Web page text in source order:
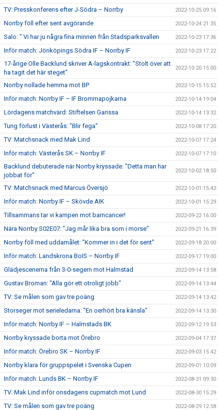
TV: Presskonferens efter J-Södra – Norrby 2022-10-25 09:16
Norrby föll efter sent avgörande 2022-10-24 21:35
Salo: " Vi har ju några fina minnen från Stadsparksvallen 2022-10-23 17:36
Inför match: Jönköpings Södra IF – Norrby IF 2022-10-23 17:22
17-årige Olle Backlund skriver A-lagskontrakt: "Stolt över att
ha tagit det här steget"
2022-10-20 15:00
Norrby nollade hemma mot BP 2022-10-15 15:52
Inför match: Norrby IF – IF Brommapojkarna 2022-10-14 19:04
Lördagens matchvärd: Stiftelsen Garissa 2022-10-14 13:32
Tung förlust i Västerås: "Blir fega" 2022-10-08 17:20
TV: Matchsnack med Mak Lind 2022-10-07 17:24
Inför match: Västerås SK – Norrby IF 2022-10-07 17:10
Backlund debuterade när Norrby kryssade: "Detta man har
jobbat för"
2022-10-02 18:50
TV: Matchsnack med Marcus Översjö 2022-10-01 15:42
Inför match: Norrby IF – Skövde AIK 2022-10-01 15:29
Tillsammans tar vi kampen mot barncancer! 2022-09-22 16:00
Nära Norrby S02E07: "Jag mår lika bra som i morse" 2022-09-21 16:39
Norrby föll med uddamålet: "Kommer in i det för sent" 2022-09-18 20:00
Inför match: Landskrona BoIS – Norrby IF 2022-09-17 19:00
Glädjescenerna från 3-0-segern mot Halmstad 2022-09-14 13:58
Gustav Broman: "Alla gör ett otroligt jobb" 2022-09-14 13:44
TV: Se målen som gav tre poäng 2022-09-14 13:42
Storseger mot serieledarna: "En oerhört bra känsla" 2022-09-14 13:30
Inför match: Norrby IF – Halmstads BK 2022-09-12 19:53
Norrby kryssade borta mot Örebro 2022-09-04 17:37
Inför match: Örebro SK – Norrby IF 2022-09-03 15:42
Norrby klara för gruppspelet i Svenska Cupen 2022-09-01 10:09
Inför match: Lunds BK – Norrby IF 2022-08-31 09:30
TV: Mak Lind inför onsdagens cupmatch mot Lund 2022-08-30 15:29
TV: Se målen som gav tre poäng 2022-08-29 12:58